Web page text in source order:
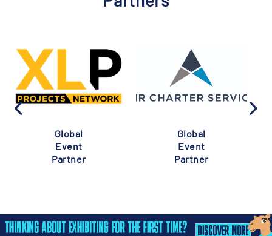
Global
Event
Partner
Global
Event
Partner